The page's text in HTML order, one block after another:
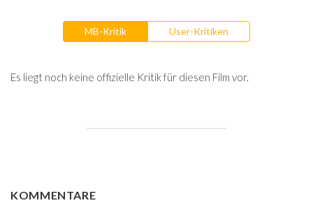
MB-Kritik User-Kritiken
Es liegt noch keine offizielle Kritik für diesen Film vor.
KOMMENTARE